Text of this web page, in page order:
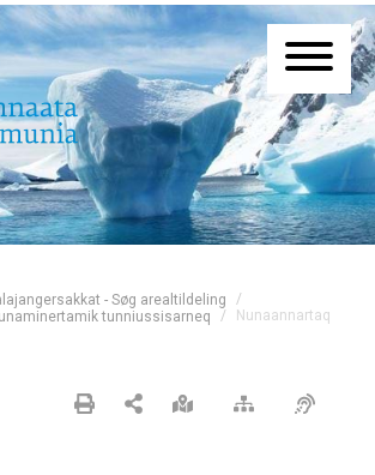
- Søg arealtildeling
/
tunniussisarneq
/ Nunaannartaq